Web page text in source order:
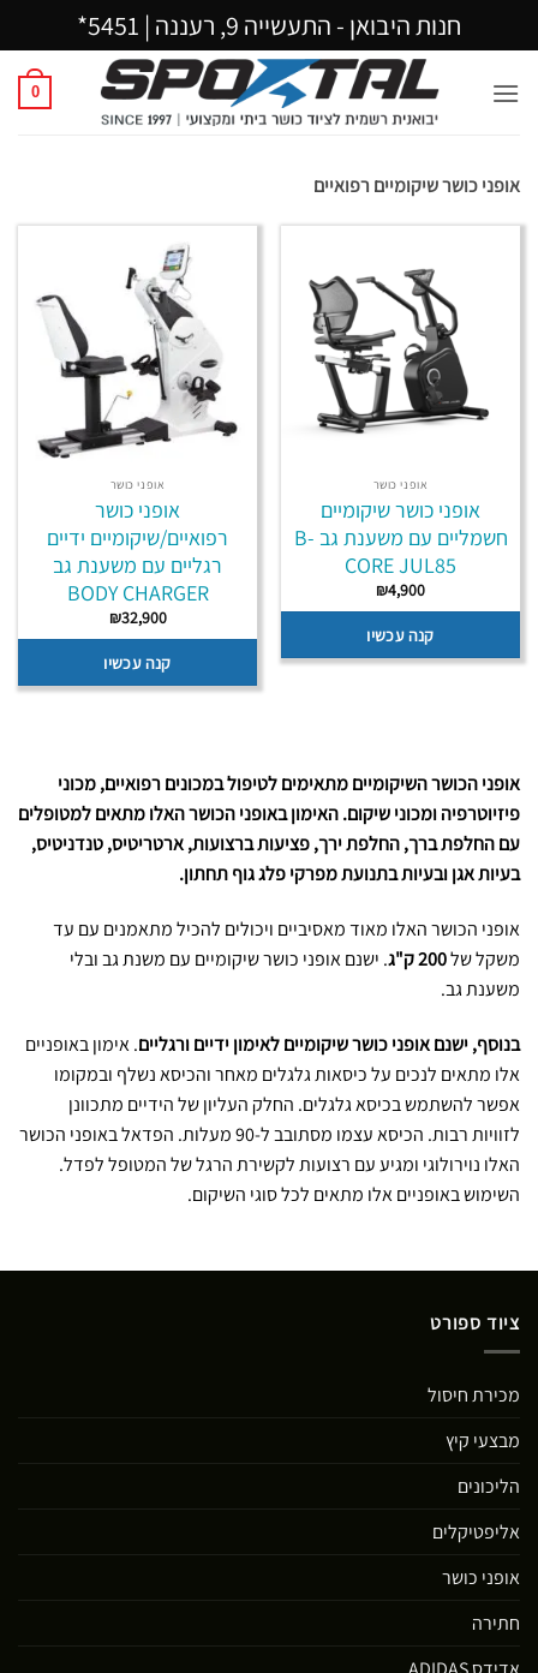
חנות היבואן - התעשייה 9, רעננה | 5451*
0
אופני כושר שיקומיים רפואיים
אופני כושר
אופני כושר שיקומיים
חשמליים עם משענת גב B-
CORE JUL85
₪4,900
קנה עכשיו
אופני כושר
אופני כושר
רפואיים/שיקומיים ידיים
רגליים עם משענת גב
BODY CHARGER
₪32,900
קנה עכשיו
אופני הכושר השיקומיים מתאימים לטיפול במכונים רפואיים, מכוני
פיזיוטרפיה ומכוני שיקום. האימון באופני הכושר האלו מתאים למטופלים
עם החלפת ברך, החלפת ירך, פציעות ברצועות, ארטריטיס, טנדניטיס,
בעיות אגן ובעיות בתנועת מפרקי פלג גוף תחתון.
אופני הכושרהאלו מאוד מאסיביים ויכולים להכיל מתאמנים עם עד
משקל של200 ק"ג
. ישנם אופני כושר שיקומיים עם משנת גב ובלי
משענת גב.
בנוסף, ישנם אופני כושר שיקומיים לאימון ידיים ורגליים. אימון באופניים
אלו מתאים לנכים על כיסאות גלגלים מאחר והכיסא נשלף ובמקומו
אפשר להשתמש בכיסא גלגלים. החלק העליון של הידיים מתכוונן
לזוויות רבות. הכיסא עצמו מסתובב ל-90 מעלות. הפדאל באופני הכושר
האלו נוירולוגי ומגיע עם רצועות לקשירת הרגל של המטופל לפדל.
השימוש באופניים אלו מתאים לכל סוגי השיקום.
ציוד ספורט
מכירת חיסול
מבצעי קיץ
הליכונים
אליפטיקלים
אופני כושר
חתירה